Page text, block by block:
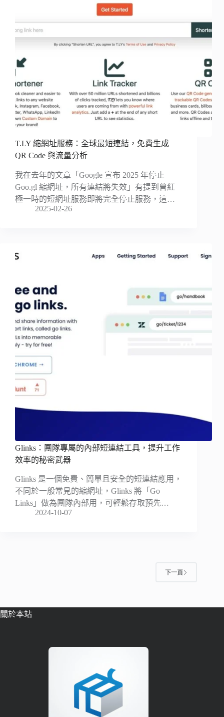
T.LY 縮網址服務：全球最短連結，免費生成
QR Code 與流量分析
我在去年的文章「Google 宣布 2025 年停止
Goo.gl 縮網址，所有連結將失效」有提到曾紅
極一時的短網址服務即將完全停止服務，這…
2025-02-26
Glinks：團隊專屬的內部短連結工具，提升工作
效率的秘密武器
Glinks 是一個免費、簡單且安全的短連結應用，
不同於一般常見的縮網址，Glinks 將「Go
Links」做為團隊內部用，可輕鬆存取預先…
2024-10-07
下一頁
關於本站